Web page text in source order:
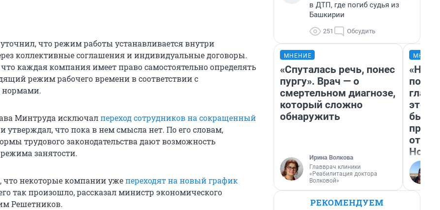
что режим работы устанавливается внутри
коллективные соглашения и индивидуальные договоры.
каждая компания имеет право самостоятельно определять
режим рабочего времени в соответствии с
Минтруда исключалпереход сотрудников на сокращенный
и утверждал, что пока в нем смысла нет. По его словам,
трудового законодательства дают возможность
занятости.
что некоторые компании ужепереходят на новый график
так произошло, рассказал министр экономического
Решетников.
в ДТП, где погиб судья из
Башкирии
251 Обсудить
МНЕНИЕ
«Спуталась речь, понес
пургу». Врач — о
смертельном диагнозе,
который сложно
обнаружить
Ирина Волкова
Главврач клиники
«Реабилитация доктора
Волковой»
этого
бьет
РЕКОМЕНДУЕМ